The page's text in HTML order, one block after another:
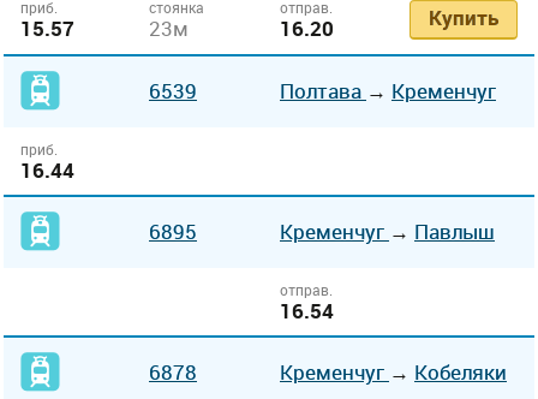
приб.
15.57
стоянка
23м
отправ.
16.20 Купить
6539 Полтава → Кременчуг
приб.
16.44
6895 Кременчуг → Павлыш
отправ.
16.54
6878 Кременчуг → Кобеляки